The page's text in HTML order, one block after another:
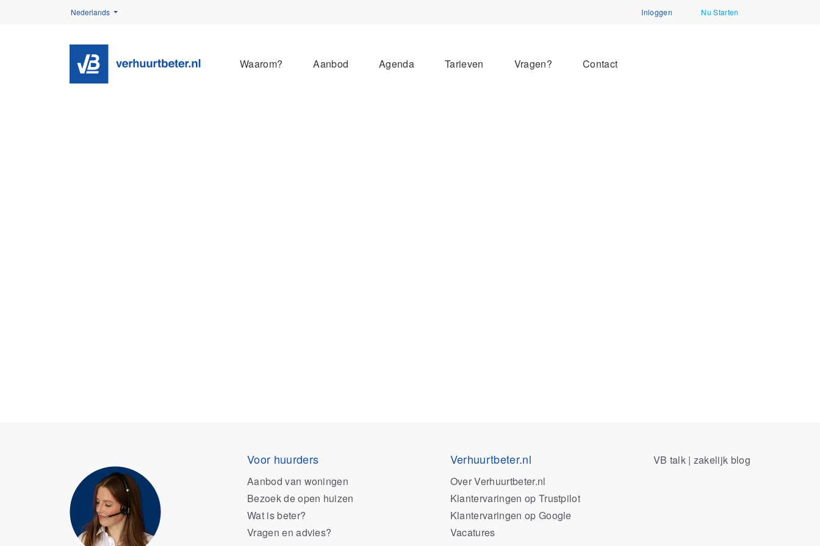
Nederlands Inloggen Nu Starten
Waarom? Aanbod Agenda Tarieven Vragen? Contact
Voor huurders
Aanbod van woningen
Bezoek de open huizen
Wat is beter?
Vragen en advies?
Verhuurtbeter.nl
Over Verhuurtbeter.nl
Klantervaringen op Trustpilot
Klantervaringen op Google
Vacatures
VB talk | zakelijk blog